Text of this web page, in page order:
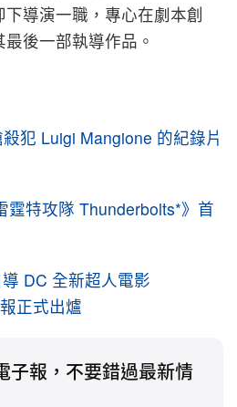
導演一職，專心在劇本創
後一部執導作品。
犯 Luigi Mangione 的紀錄片
霆特攻隊 Thunderbolts*》首
DC 全新超人電影
正式出爐
子報，不要錯過最新情